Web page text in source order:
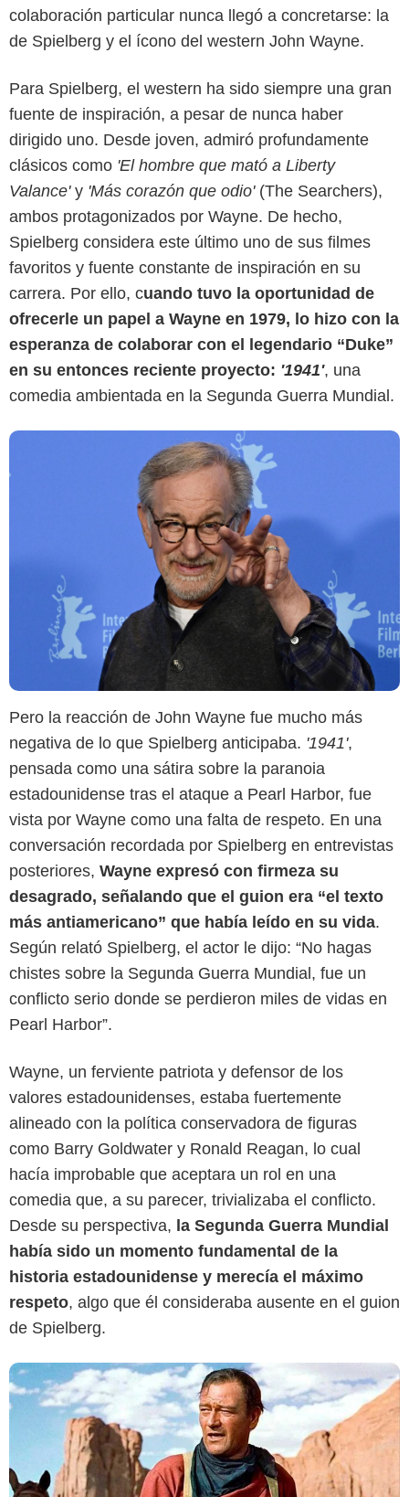
colaboración particular nunca llegó a concretarse: la
de Spielberg y el ícono del western John Wayne.
Para Spielberg, el western ha sido siempre una gran
fuente de inspiración, a pesar de nunca haber
dirigido uno. Desde joven, admiró profundamente
clásicos como 'El hombre que mató a Liberty
Valance'y 'Más corazón que odio'(The Searchers),
ambos protagonizados por Wayne. De hecho,
Spielberg considera este último uno de sus filmes
favoritos y fuente constante de inspiración en su
carrera. Por ello, cuando tuvo la oportunidad de
ofrecerle un papel a Wayne en 1979, lo hizo con la
esperanza de colaborar con el legendario “Duke”
en su entonces reciente proyecto: '1941', una
comedia ambientada en la Segunda Guerra Mundial.
Google
Pero la reacción de John Wayne fue mucho más
negativa de lo que Spielberg anticipaba. '1941',
pensada como una sátira sobre la paranoia
estadounidense tras el ataque a Pearl Harbor, fue
vista por Wayne como una falta de respeto. En una
conversación recordada por Spielberg en entrevistas
posteriores, Wayne expresó con firmeza su
desagrado, señalando que el guion era “el texto
más antiamericano” que había leído en su vida.
Según relató Spielberg, el actor le dijo: “No hagas
chistes sobre la Segunda Guerra Mundial, fue un
conflicto serio donde se perdieron miles de vidas en
Pearl Harbor”.
Wayne, un ferviente patriota y defensor de los
valores estadounidenses, estaba fuertemente
alineado con la política conservadora de figuras
como Barry Goldwater y Ronald Reagan, lo cual
hacía improbable que aceptara un rol en una
comedia que, a su parecer, trivializaba el conflicto.
Desde su perspectiva, la Segunda Guerra Mundial
había sido un momento fundamental de la
historia estadounidense y merecía el máximo
respeto, algo que él consideraba ausente en el guion
de Spielberg.
Google